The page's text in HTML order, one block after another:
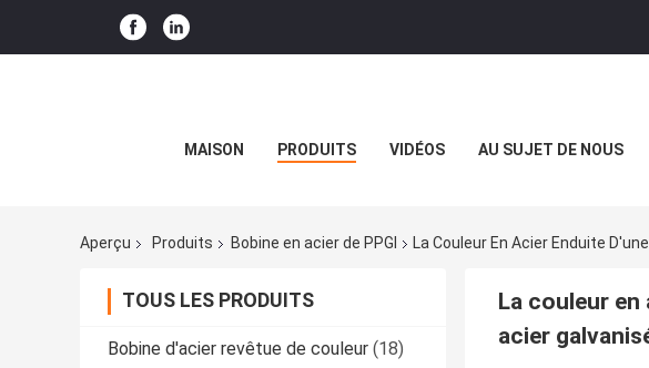
MAISON PRODUITS VIDÉOS AU SUJET DE NOUS
Aperçu Produits Bobine en acier de PPGI La Couleur En Acier Enduite
TOUS LES PRODUITS
Bobine d'acier revêtue de couleur (18)
La couleur en
acier